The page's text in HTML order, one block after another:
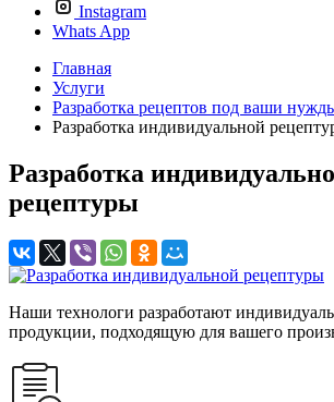
Instagram
Whats App
Главная
Услуги
Разработка рецептов под ваши
Разработка индивидуальной
Разработка
рецептуры
Наши технологи разработают
продукции, подходящую для вашего